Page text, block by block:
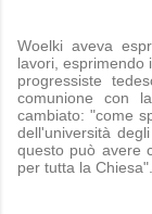
Woelki aveva
lavori, esprimendo
progressiste
comunione con
cambiato: "come
dell'università
questo può avere
per tutta la Chiesa".